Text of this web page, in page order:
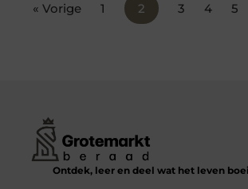
« Vorige 1 2 3 4 5
Ontdek, leer en deel wat het leven